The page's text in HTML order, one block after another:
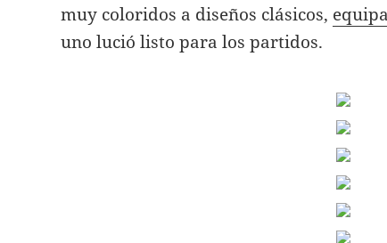
muy coloridos a diseños clásicos,
uno lució listo para los partidos.